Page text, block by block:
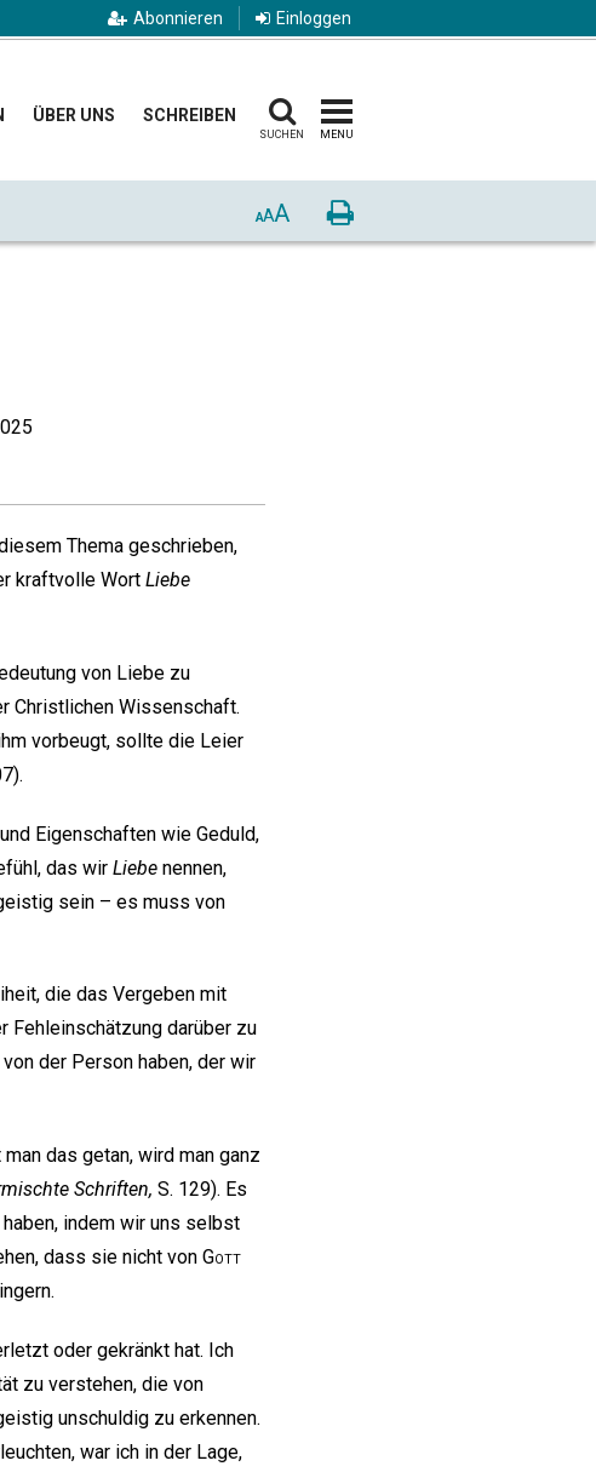
Abonnieren Einloggen
ÜBER UNS SCHREIBEN
SUCHEN MENU
AAA Drucken
Thema geschrieben,
kraftvolle Wort Liebe
von Liebe zu
Christlichen Wissenschaft.
vorbeugt, sollte die Leier
Eigenschaften wie Geduld,
das wir Liebe nennen,
sein – es muss von
die das Vergeben mit
Fehleinschätzung darüber zu
der Person haben, der wir
das getan, wird man ganz
Schriften, S. 129). Es
indem wir uns selbst
dass sie nicht von Gott
oder gekränkt hat. Ich
zu verstehen, die von
unschuldig zu erkennen.
war ich in der Lage,